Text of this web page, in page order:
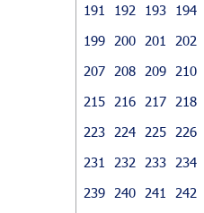
191
192 193 194
199
200 201 202
207
208 209 210
215
216 217 218
223
224 225 226
231
232 233 234
239
240 241 242